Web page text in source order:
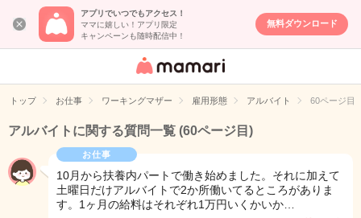
アプリでいつでもアクセス！
ママに嬉しい！アプリ限定
キャンペーンも随時配信中！
無料ダウンロード
女性専用匿名QA
イト
トップ お仕事 ワーキングマザー 雇用形態 アルバイト 60ページ目
アルバイトに関する質問一覧 (60ページ目)
お仕事
10月から扶養内パートで働き始めました。それに加えて
土曜日だけアルバイトで2か所働いてるところがありま
す。1ヶ月の給料はそれぞれ1万円いくかいか…